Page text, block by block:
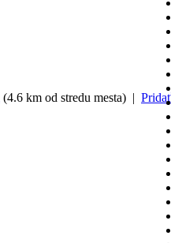
(4.6 km od stredu mesta) |